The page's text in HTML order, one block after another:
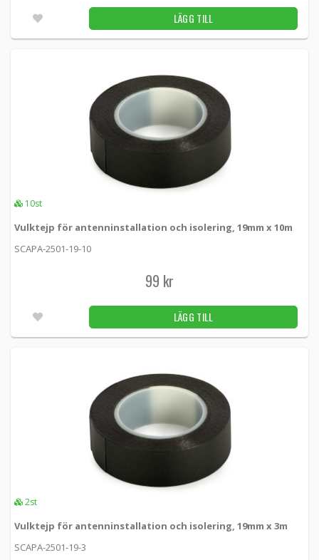
LÄGG TILL
10st
Vulktejp för antenninstallation och isolering, 19mm x 10m
SCAPA-2501-19-10
99 kr
LÄGG TILL
2st
Vulktejp för antenninstallation och isolering, 19mm x 3m
SCAPA-2501-19-3